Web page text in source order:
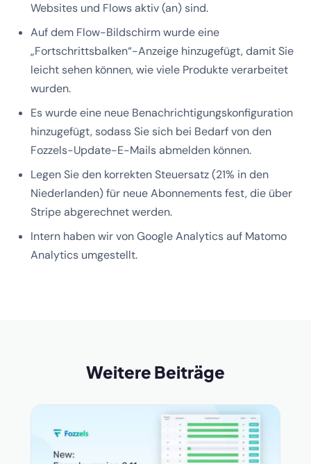
Websites und Flows aktiv (an) sind.
Auf dem Flow-Bildschirm wurde eine
„Fortschrittsbalken“-Anzeige hinzugefügt, damit Sie
leicht sehen können, wie viele Produkte verarbeitet
wurden.
Es wurde eine neue Benachrichtigungskonfiguration
hinzugefügt, sodass Sie sich bei Bedarf von den
Fozzels-Update-E-Mails abmelden können.
Legen Sie den korrekten Steuersatz (21% in den
Niederlanden) für neue Abonnements fest, die über
Stripe abgerechnet werden.
Intern haben wir von Google Analytics auf Matomo
Analytics umgestellt.
Weitere Beiträge